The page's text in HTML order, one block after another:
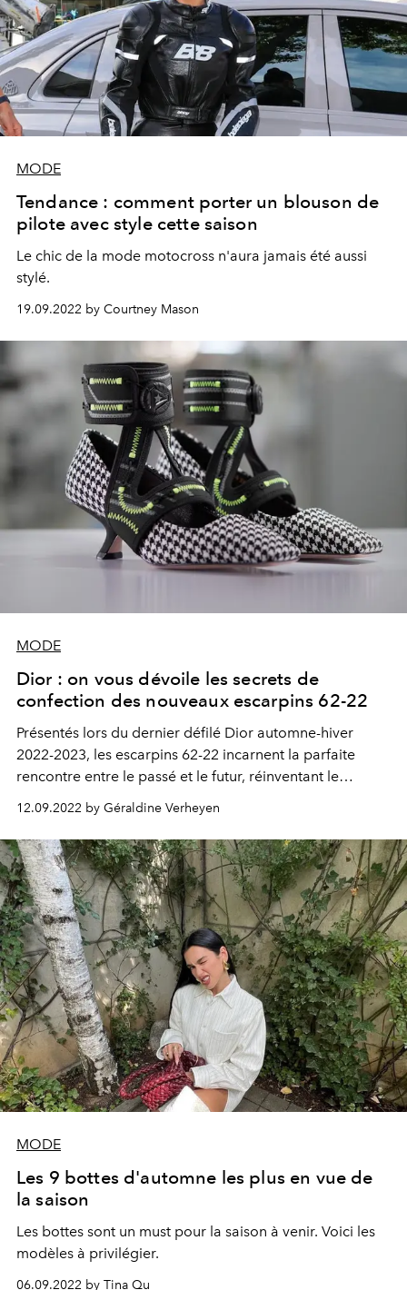
MODE
Tendance : comment porter un blouson de
pilote avec style cette saison
Le chic de la mode motocross n'aura jamais été aussi
stylé.
19.09.2022 by Courtney Mason
MODE
Dior : on vous dévoile les secrets de
confection des nouveaux escarpins 62-22
Présentés lors du dernier défilé Dior automne-hiver
2022-2023, les escarpins 62-22 incarnent la parfaite
rencontre entre le passé et le futur, réinventant le
modèle emblématique imaginé par Roger Vivier,
upgradé pour l’occasion d’une bride high tech. Une
prouesse de savoir-faire dont on vous dévoile tous les
secrets depuis l’atelier de la maison.
12.09.2022 by Géraldine Verheyen
MODE
Les 9 bottes d'automne les plus en vue de
la saison
Les bottes sont un must pour la saison à venir. Voici les
modèles à privilégier.
06.09.2022 by Tina Qu